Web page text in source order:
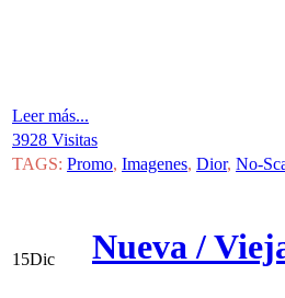
Leer más...
3928 Visitas
TAGS: Promo, Imagenes, Dior, No-
15Dic Nueva /